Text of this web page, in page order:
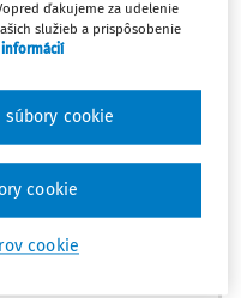
tejto oblasti je
portálu.
k odbornému
na 10 dní
prístup aj k
ďakujeme za udelenie
služieb a prispôsobenie
informácií
cookie
cookie
cookie